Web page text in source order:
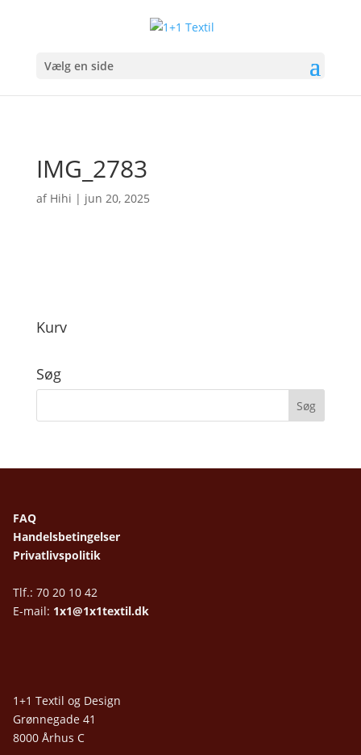
Vælg en side
IMG_2783
af Hihi | jun 20, 2025
Kurv
Søg
FAQ
Handelsbetingelser
Privatlivspolitik
Tlf.: 70 20 10 42
E-mail: 1x1@1x1textil.dk
1+1 Textil og Design
Grønnegade 41
8000 Århus C